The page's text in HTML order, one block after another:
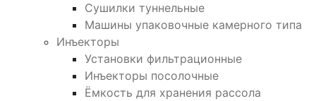
Сушилки туннельные
Машины упаковочные камерного типа
Инъекторы
Установки фильтрационные
Инъекторы посолочные
Ёмкость для хранения рассола